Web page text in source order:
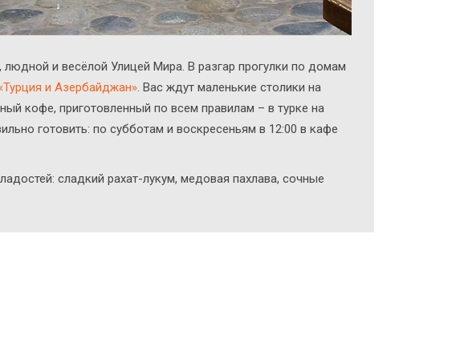
и весёлой Улицей Мира. В разгар прогулки по домам
и Азербайджан». Вас ждут маленькие столики на
кофе, приготовленный по всем правилам – в турке на
готовить: по субботам и воскресеньям в 12:00 в кафе
сладкий рахат-лукум, медовая пахлава, сочные